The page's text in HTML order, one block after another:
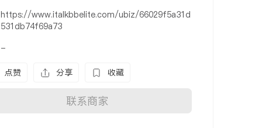
https://www.italkbbelite.com/ubiz/66029f5a31d
531db74f69a73
-
点赞 分享 收藏
联系商家